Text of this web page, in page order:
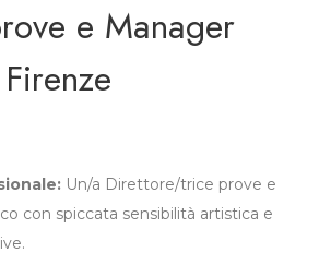
e Manager
Un/a Direttore/trice prove e
con spiccata sensibilità artistica e